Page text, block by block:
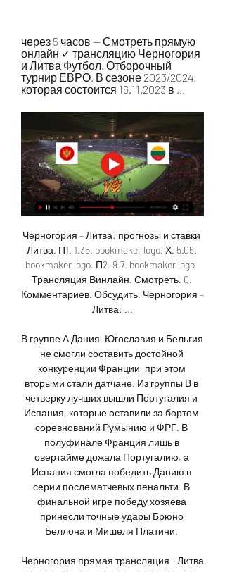
через 5 часов — Смотреть прямую
онлайн ✓ трансляцию Черногория
и Литва Футбол. Отборочный
турнир ЕВРО. В сезоне 2023/2024,
которая состоится 16.11.2023 в ...
Черногория – Литва: прогнозы и ставки
Литва. П1. 1.35. bookmaker logo. Х. 5.05.
bookmaker logo. П2. 9.7. bookmaker logo.
Трансляция Винлайн. Смотреть. 0.
Комментариев. Обсудить. Черногория –
Литва: ...
В группе А Дания, Югославия и Бельгия
не смогли составить достойной
конкуренции Франции, при этом
вторыми стали датчане. Из группы В в
четверку лучших вышли Португалия и
Испания, которые оставили за бортом
соревнований Румынию и ФРГ. В
полуфинале Франция лишь в
овертайме дожала Португалию, а
Испания смогла победить Данию в
серии послематчевых пенальти. В
финальной игре победу хозяева
принесли точные удары Брюно
Беллона и Мишеля Платини.
Черногория прямая трансляция - Литва